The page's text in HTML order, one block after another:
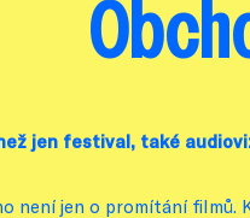
jen festival, také
není jen o promítání